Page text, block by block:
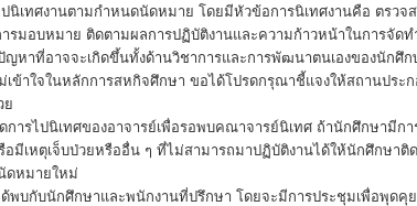
ปนิเทศงานตามกำหนดนัดหมาย โดยมีหัวข้อการนิเทศงานคือ ตรว
รมอบหมาย ติดตามผลการปฏิบัติงานและความก้าวหน้าในการจัดท
ญหาที่อาจจะเกิดขึ้นทั้งด้านวิชาการและการพัฒนาตนเองของนักศึ
เข้าใจในหลักการสหกิจศึกษา ขอได้โปรดกรุณาชี้แจงให้สถานประก
ย
ารไปนิเทศของอาจารย์เพื่อรอพบคณาจารย์นิเทศ ถ้านักศึกษามีกา
อมีเหตุเจ็บป่วยหรืออื่น ๆ ที่ไม่สามารถมาปฏิบัติงานได้ให้นักศึกษาติ
ดหมายใหม่
ด้พบกับนักศึกษาและพนักงานที่ปรึกษา โดยจะมีการประชุมเพื่อพุดคุ